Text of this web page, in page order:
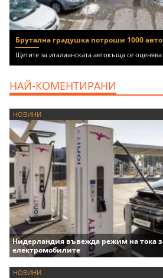
Брутална градушка потроши 1000
Щетите за италианската автокъща се
НАЙ-КОМЕНТИРАНИ
НОВИНИ
Нидерландия въвежда режим на тока
електромобилите
НОВИНИ